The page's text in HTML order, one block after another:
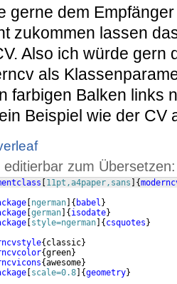
gerne dem
zukommen lassen
Also ich würde gern
als
farbigen Balken links
Beispiel wie der CV
editierbar zum Übersetzen:
11pt,a4paper,sans {
ngerman { babel }
german { isodate}
style=ngerman { csquotes }
{ classic}
{green}
{awesome}
scale=0.8 {geometry}